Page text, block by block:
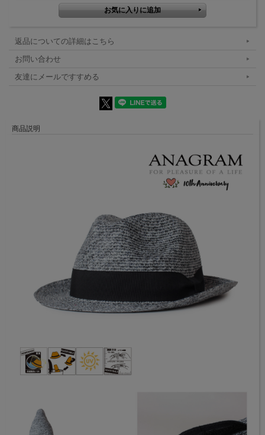
返品についての詳細はこちら
お問い合わせ
友達にメールですすめる
商品説明